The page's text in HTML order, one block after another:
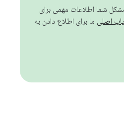
شما اطلاعات مهمی برای
اصلی ما برای اطلاع دادن به